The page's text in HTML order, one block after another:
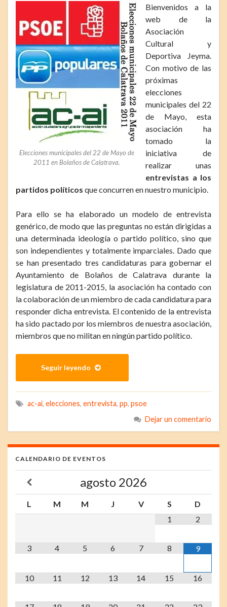
Elecciones municipales del 22 de Mayo de
2011 en Bolaños de Calatrava.
Bienvenidos a la
web de la
Asociación
Cultural y
Deportiva Jeyma.
Con motivo de las
próximas
elecciones
municipales del 22
de Mayo, esta
asociación ha
tomado la
iniciativa de
realizar unas
entrevistas a los
partidos políticos que concurren en nuestro municipio.
Para ello se ha elaborado un modelo de entrevista
genérico, de modo que las preguntas no están dirigidas a
una determinada ideología o partido político, sino que
son independientes y totalmente imparciales. Dado que
se han presentado tres candidaturas para gobernar el
Ayuntamiento de Bolaños de Calatrava durante la
legislatura de 2011-2015, la asociación ha contado con
la colaboración de un miembro de cada candidatura para
responder dicha entrevista. El contenido de la entrevista
ha sido pactado por los miembros de nuestra asociación,
miembros que no militan en ningún partido político.
Seguir leyendo
ac-ai, elecciones, entrevista, pp, psoe
Dejar un comentario
CALENDARIO DE EVENTOS
agosto 2026
L M M J V S
D
1
2
3 4 5 6 7 8 9
10 11 12 13 14 15 16